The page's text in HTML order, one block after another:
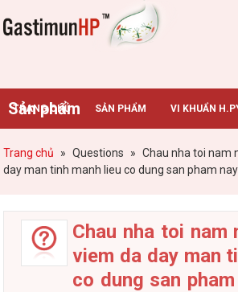
Gastimunhp
Sản phẩm
TRANG CHỦ SẢN PHẨM VI KHUẨN
BỆNH DẠ DÀY TIN TỨC – SỰ KIỆN
Trang chủ » Questions » Chau nha toi nam
day man tinh manh lieu co dung san pham
Chau nha toi nam
viem da day man
co dung san